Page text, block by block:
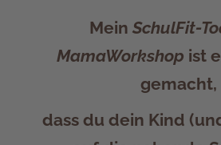
Mein SchulFit-
MamaWorkshop ist
gemacht,
dass du dein Kind